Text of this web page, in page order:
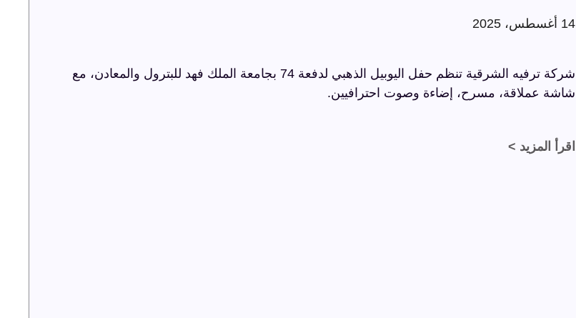
14 أغسطس، 2025
شركة ترفيه الشرقية تنظم حفل اليوبيل الذهبي لدفعة 74 بجامعة الملك فهد للبترول والمعادن، مع
شاشة عملاقة، مسرح، إضاءة وصوت احترافيين.
اقرأ المزيد >